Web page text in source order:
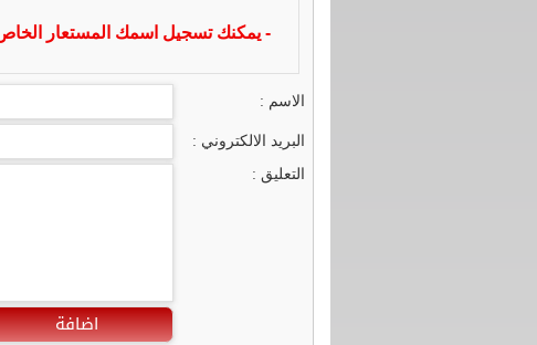
- يمكنك تسجيل اسمك المستعار
الاسم :
البريد الالكتروني :
التعليق :
اضافة